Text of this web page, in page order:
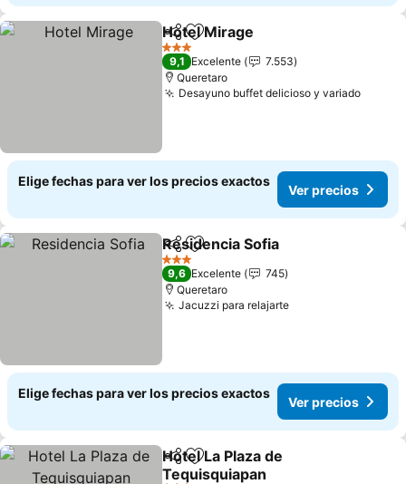
CompartirAgregar a favoritos
Hotel Mirage
3 Estrellas
9,1 Excelente
7.553
Queretaro
Desayuno buffet delicioso y variado
Elige fechas para ver los precios exactos
Ver precios
CompartirAgregar a favoritos
Residencia Sofia
3 Estrellas
9,6 Excelente
745
Queretaro
Jacuzzi para relajarte
Elige fechas para ver los precios exactos
Ver precios
CompartirAgregar a favoritos
Hotel La Plaza de
Tequisquiapan